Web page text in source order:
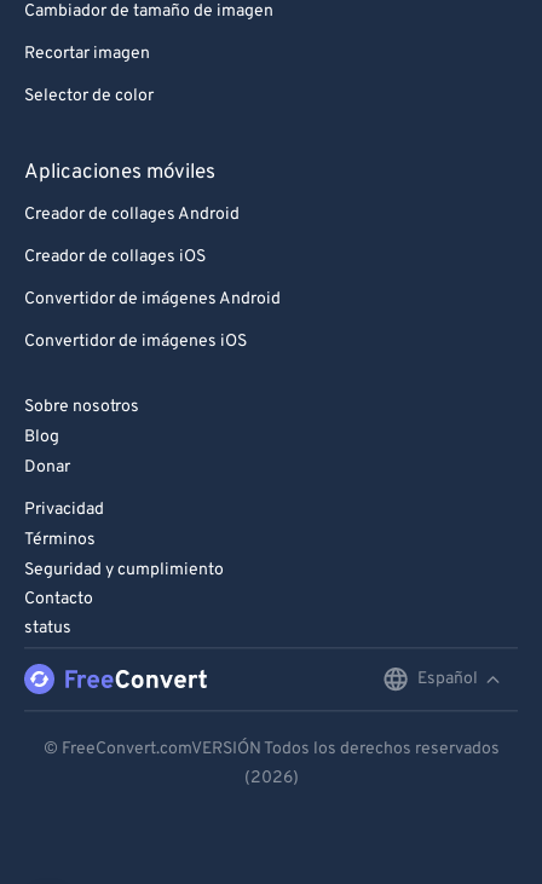
Cambiador de tamaño de imagen
Recortar imagen
Selector de color
Aplicaciones móviles
Creador de collages Android
Creador de collages iOS
Convertidor de imágenes Android
Convertidor de imágenes iOS
Sobre nosotros
Blog
Donar
Privacidad
Términos
Seguridad y cumplimiento
Contacto
status
Español
Español
© FreeConvert.comVERSIÓN Todos los derechos reservados
(2026)